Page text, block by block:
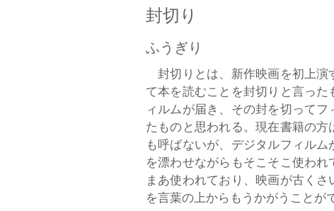
封切り
ふうぎり
封切りとは、新作映画を初上
て本を読むことを封切りと言っ
ィルムが届き、その封を切って
たものと思われる。現在書籍の
も呼ばないが、デジタルフィル
を漂わせながらもそこそこ使わ
まあ使われており、映画が古く
を言葉の上からもうかがうこと